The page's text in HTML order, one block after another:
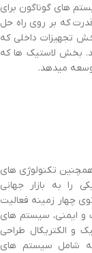
های گوناگون برای
که بر روی راه حل
تجهیزات داخلی که
بخش لاستیک ها که
میدهد.
تکنولوژی های
را به بازار جهانی
چهار زمینه فعالیت
و ایمنی، سیستم های
و الکتریکال طراحی
که شامل سیستم های